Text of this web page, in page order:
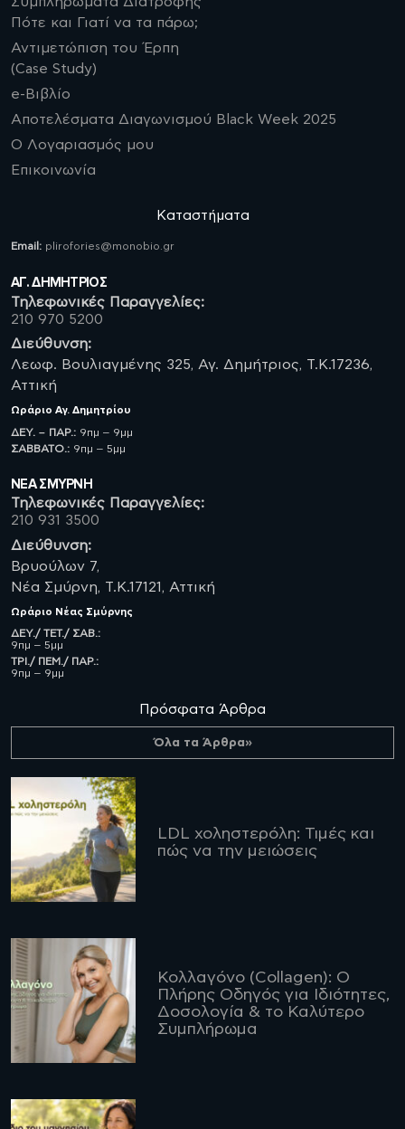
Πότε και Γιατί να τα πάρω;
Αντιμετώπιση του Έρπη
(Case Study)
e-Βιβλίο
Αποτελέσματα Διαγωνισμού Black Week 2025
Ο Λογαριασμός μου
Επικοινωνία
Καταστήματα
Email: plirofories@monobio.gr
ΑΓ. ΔΗΜΗΤΡΙΟΣ
Τηλεφωνικές Παραγγελίες:
210 970 5200
Διεύθυνση:
Λεωφ. Βουλιαγμένης 325, Αγ. Δημήτριος, Τ.Κ.17236,
Αττική
Ωράριο Αγ. Δημητρίου
ΔΕΥ. – ΠΑΡ.: 9πμ – 9μμ
ΣΑΒBATO.: 9πμ – 5μμ
ΝΈΑ ΣΜΥΡΝΗ
Τηλεφωνικές Παραγγελίες:
210 931 3500
Διεύθυνση:
Βρυούλων 7,
Νέα Σμύρνη, Τ.Κ.17121, Αττική
Ωράριο Νέας Σμύρνης
ΔΕΥ./ ΤΕΤ./ ΣΑΒ.:
9πμ – 5μμ
ΤΡΙ./ ΠΕΜ./ ΠΑΡ.:
9πμ – 9μμ
Πρόσφατα Άρθρα
Όλα τα Άρθρα»
LDL χοληστερόλη: Τιμές και
πώς να την μειώσεις
Κολλαγόνο (Collagen): Ο
Πλήρης Οδηγός για Ιδιότητες,
Δοσολογία & το Καλύτερο
Συμπλήρωμα